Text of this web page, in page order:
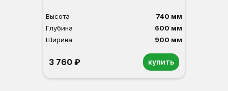
Высота
740 мм
Глубина
600 мм
Ширина
900 мм
3 760 ₽ купить